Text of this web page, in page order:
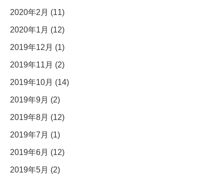
2020年2月 (11)
2020年1月 (12)
2019年12月 (1)
2019年11月 (2)
2019年10月 (14)
2019年9月 (2)
2019年8月 (12)
2019年7月 (1)
2019年6月 (12)
2019年5月 (2)